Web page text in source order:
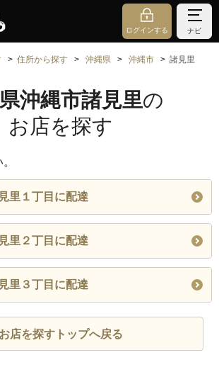
ログインする ナビ
住所から探す 沖縄県 沖縄市 諸見里
沖縄市諸見里の
お店を探す
里１丁目に配達
里２丁目に配達
里３丁目に配達
お店を探すトップへ戻る